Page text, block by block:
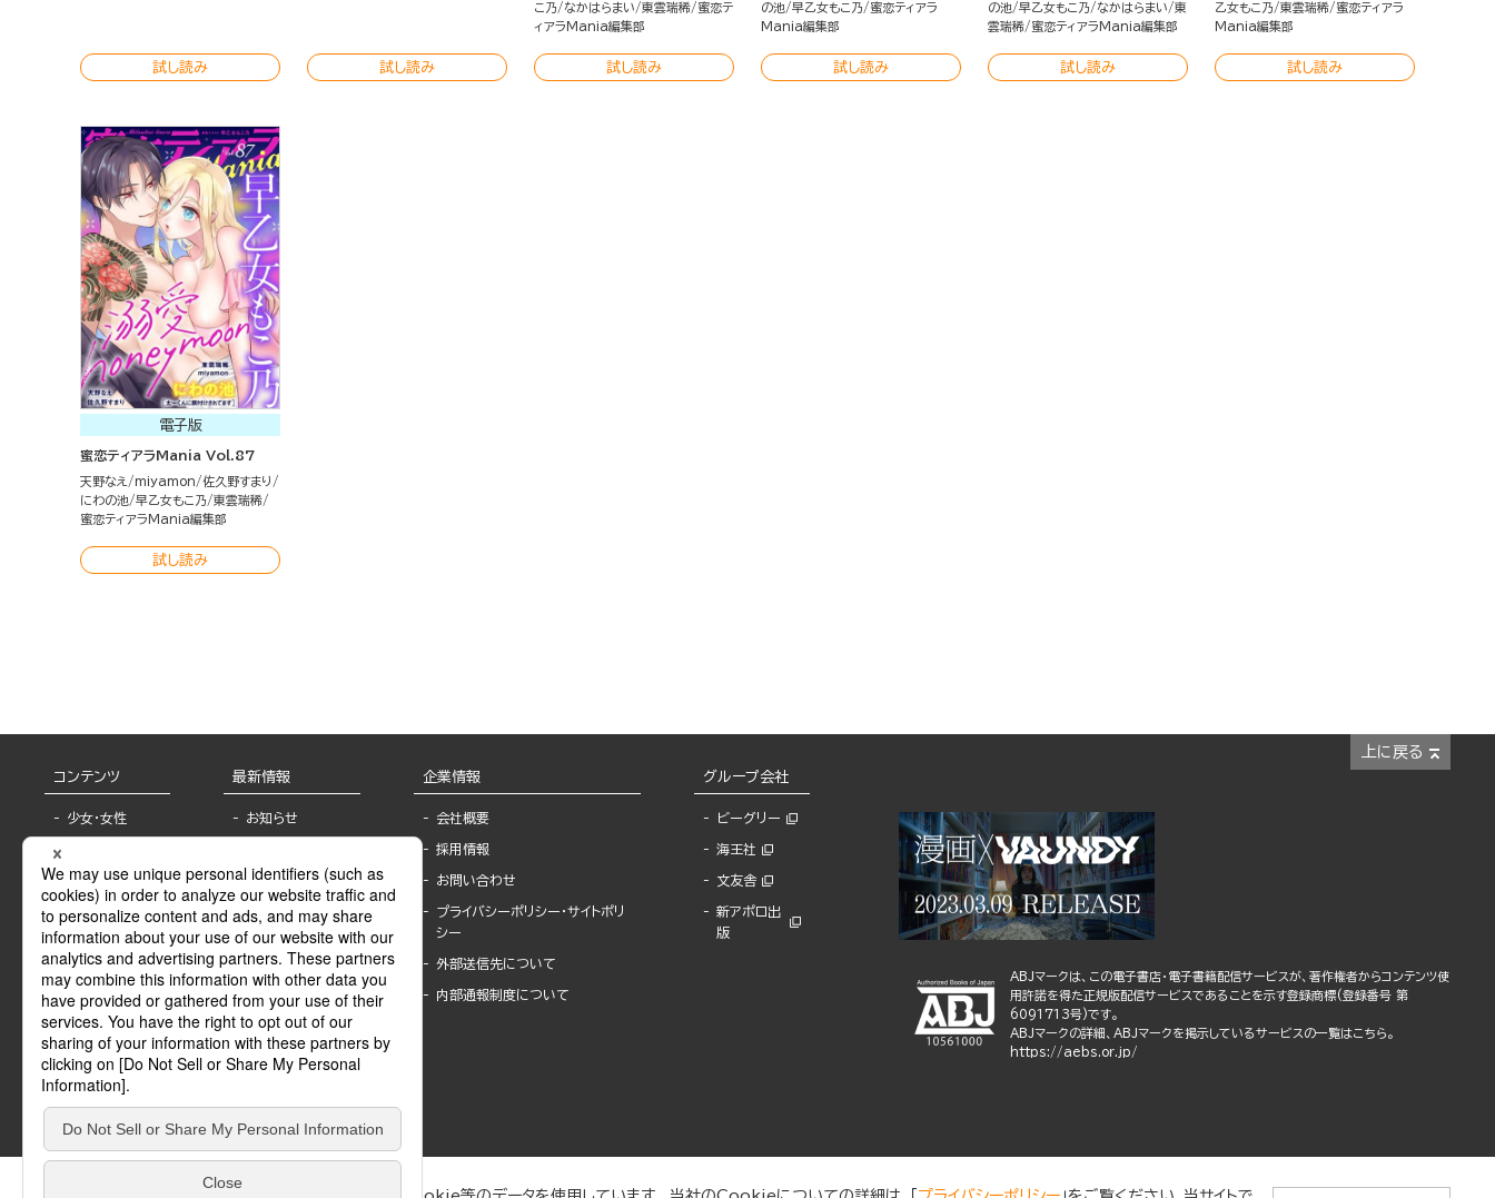
試し読み 試し読み
こ乃
なかはらまい 東雲瑞稀
蜜恋テ
ィアラMania編集部
試し読み
の池
早乙女もこ乃
蜜恋ティアラ
Mania編集部
試し読み
の池
早乙女もこ乃 なかはらまい
東
雲瑞稀
蜜恋ティアラMania編集部
試し読み
乙女もこ乃
東雲瑞稀
蜜恋ティアラ
Mania編集部
試し読み
電子版
蜜恋ティアラMania Vol.87
天野なえ miyamon
佐久野すまり
にわの池
早乙女もこ乃
東雲瑞稀
蜜恋ティアラMania編集部
試し読み
上に戻る
コンテンツ
少女・女性
BL
ライトノベル
青年・一般
グラビア・写真
モーター誌
SPECIAL
Sublicense
最新情報
お知らせ
報
書店様へ
海外ライセンシー
公式SNSアカウ
ント
作家一覧
Keyword list
Author list
企業情報
会社概要
採用情報
お問い合わせ
プライバシーポリシー・サイトポリ
シー
外部送信先について
内部通報制度について
グループ会社
ビーグリー
海王社
文友舎
新アポロ出
版
ABJマークは、この電子書店・電子書籍配信サービスが、著作権者からコンテンツ使
用許諾を得た正規版配信サービスであることを示す登録商標(登録番号 第
6091713号)です。
ABJマークの詳細、ABJマークを掲示しているサービスの一覧はこちら。
https://aebs.or.jp/